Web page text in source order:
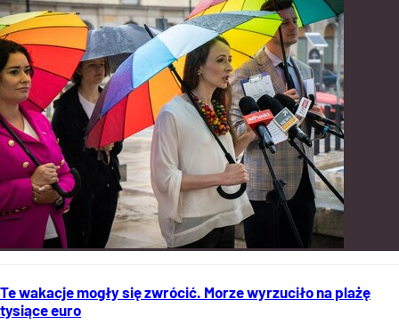
Te wakacje mogły się zwrócić. Morze wyrzuciło na plażę
tysiące euro